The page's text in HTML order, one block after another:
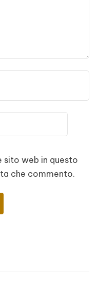
sito web in questo
che commento.